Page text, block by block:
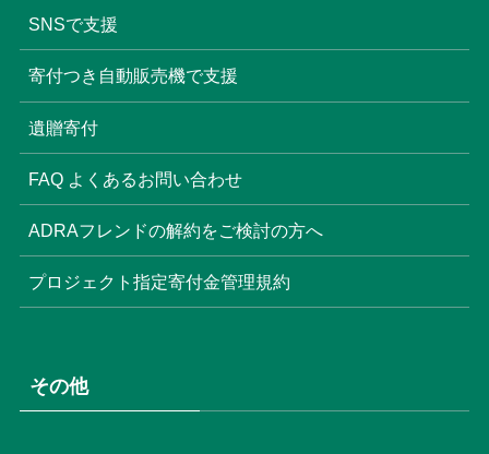
SNSで支援
寄付つき自動販売機で支援
遺贈寄付
FAQ よくあるお問い合わせ
ADRAフレンドの解約をご検討の方へ
プロジェクト指定寄付金管理規約
その他